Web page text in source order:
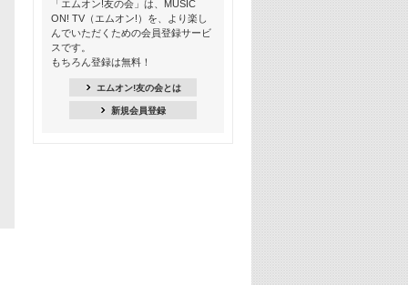
あのころK-POPヒッツ! 2018→2021年
18:30
M-ON! Countdown K
「エムオン!友の会」は、MUSIC
ON! TV（エムオン!）を、より楽し
んでいただくための会員登録サービ
スです。
もちろん登録は無料！
エムオン!友の会とは
新規会員登録